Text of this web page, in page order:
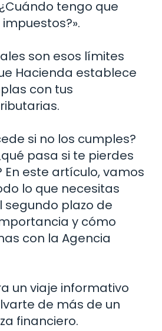
tengo que
son esos límites
Hacienda establece
con tus
si no los cumples?
pasa si te pierdes
En este artículo, vamos
lo que necesitas
segundo plazo de
y cómo
con la Agencia
un viaje informativo
de más de un
financiero.